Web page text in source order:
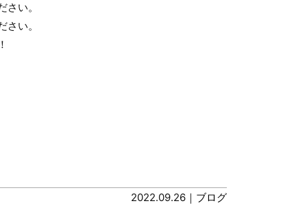
い。
い。
2022.09.26｜ ブログ